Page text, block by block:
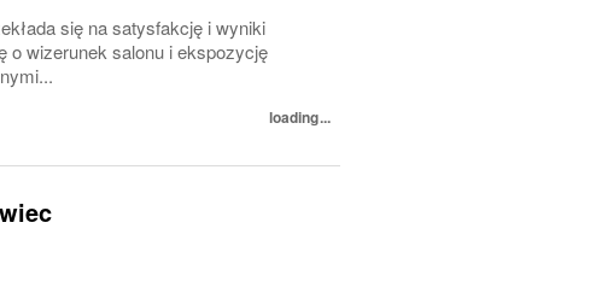
się na satysfakcję i wyniki
o wizerunek salonu i ekspozycję
loading...